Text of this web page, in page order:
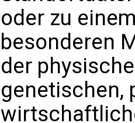
oder zu
besonderen
der
genetischen,